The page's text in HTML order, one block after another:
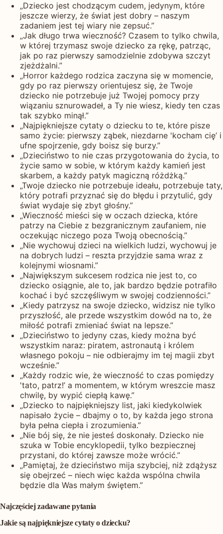
„Dziecko jest chodzącym cudem, jedynym, które
jeszcze wierzy, że świat jest dobry – naszym
zadaniem jest tej wiary nie zepsuć.”
„Jak długo trwa wieczność? Czasem to tylko chwila,
w której trzymasz swoje dziecko za rękę, patrząc,
jak po raz pierwszy samodzielnie zdobywa szczyt
zjeżdżalni.”
„Horror każdego rodzica zaczyna się w momencie,
gdy po raz pierwszy orientujesz się, że Twoje
dziecko nie potrzebuje już Twojej pomocy przy
wiązaniu sznurowadeł, a Ty nie wiesz, kiedy ten czas
tak szybko minął.”
„Najpiękniejsze cytaty o dziecku to te, które pisze
samo życie: pierwszy ząbek, niezdarne 'kocham cię’ i
ufne spojrzenie, gdy boisz się burzy.”
„Dzieciństwo to nie czas przygotowania do życia, to
życie samo w sobie, w którym każdy kamień jest
skarbem, a każdy patyk magiczną różdżką.”
„Twoje dziecko nie potrzebuje ideału, potrzebuje taty,
który potrafi przyznać się do błędu i przytulić, gdy
świat wydaje się zbyt głośny.”
„Wieczność mieści się w oczach dziecka, które
patrzy na Ciebie z bezgranicznym zaufaniem, nie
oczekując niczego poza Twoją obecnością.”
„Nie wychowuj dzieci na wielkich ludzi, wychowuj je
na dobrych ludzi – reszta przyjdzie sama wraz z
kolejnymi wiosnami.”
„Największym sukcesem rodzica nie jest to, co
dziecko osiągnie, ale to, jak bardzo będzie potrafiło
kochać i być szczęśliwym w swojej codzienności.”
„Kiedy patrzysz na swoje dziecko, widzisz nie tylko
przyszłość, ale przede wszystkim dowód na to, że
miłość potrafi zmieniać świat na lepsze.”
„Dzieciństwo to jedyny czas, kiedy można być
wszystkim naraz: piratem, astronautą i królem
własnego pokoju – nie odbierajmy im tej magii zbyt
wcześnie.”
„Każdy rodzic wie, że wieczność to czas pomiędzy
'tato, patrz!’ a momentem, w którym wreszcie masz
chwilę, by wypić ciepłą kawę.”
„Dziecko to najpiękniejszy list, jaki kiedykolwiek
napisało życie – dbajmy o to, by każda jego strona
była pełna ciepła i zrozumienia.”
„Nie bój się, że nie jesteś doskonały. Dziecko nie
szuka w Tobie encyklopedii, tylko bezpiecznej
przystani, do której zawsze może wrócić.”
„Pamiętaj, że dzieciństwo mija szybciej, niż zdążysz
się obejrzeć – niech więc każda wspólna chwila
będzie dla Was małym świętem.”
Najczęściej zadawane pytania
Jakie są najpiękniejsze cytaty o dziecku?